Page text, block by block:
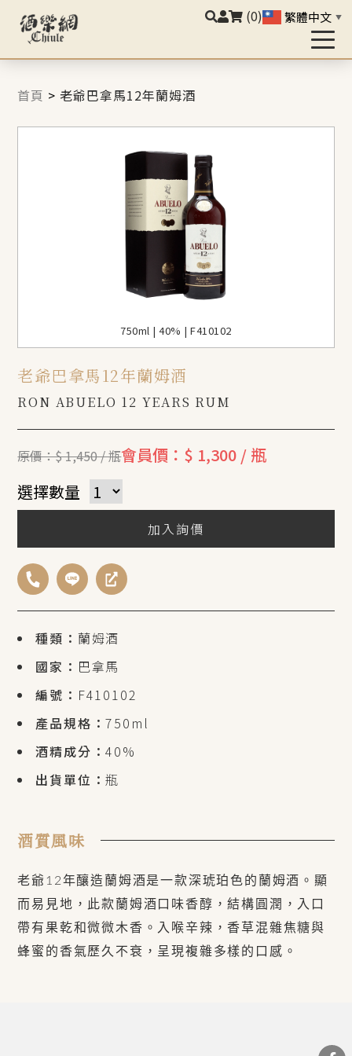
(0) 繁體中文 ▼
首頁 > 老爺巴拿馬12年蘭姆酒
750ml | 40% | F410102
老爺巴拿馬12年蘭姆酒
RON ABUELO 12 YEARS RUM
種類： 蘭姆酒
國家： 巴拿馬
編號： F410102
產品規格：750ml
酒精成分：40%
出貨單位：瓶
原價：$ 1,450 / 瓶會員價：$ 1,300 / 瓶
選擇數量
加入詢價
酒質風味
老爺12年釀造蘭姆酒是一款深琥珀色的蘭姆酒。顯
而易見地，此款蘭姆酒口味香醇，結構圓潤，入口
帶有果乾和微微木香。入喉辛辣，香草混雜焦糖與
蜂蜜的香氣歷久不衰，呈現複雜多樣的口感。